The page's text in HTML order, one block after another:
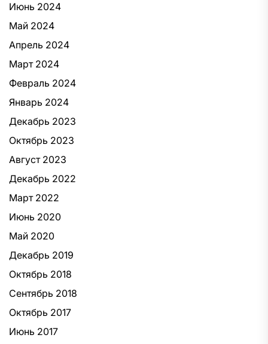
Июнь 2024
Май 2024
Апрель 2024
Март 2024
Февраль 2024
Январь 2024
Декабрь 2023
Октябрь 2023
Август 2023
Декабрь 2022
Март 2022
Июнь 2020
Май 2020
Декабрь 2019
Октябрь 2018
Сентябрь 2018
Октябрь 2017
Июнь 2017